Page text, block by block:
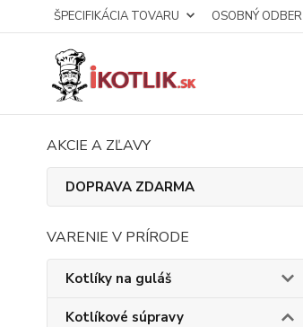
ŠPECIFIKÁCIA TOVARU OSOBNÝ ODBER
AKCIE A ZĽAVY
DOPRAVA ZDARMA
VARENIE V PRÍRODE
Kotlíky na guláš
Kotlíkové súpravy